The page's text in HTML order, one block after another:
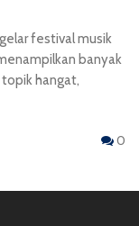
festival musik
banyak
hangat,
0